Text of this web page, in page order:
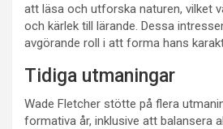
att läsa och utforska naturen, vilket
och kärlek till lärande. Dessa
avgörande roll i att forma hans
Tidiga utmaningar
Wade Fletcher stötte på flera
formativa år, inklusive att balansera